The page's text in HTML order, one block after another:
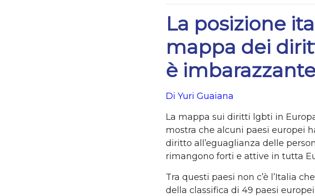
La posizione
mappa dei
è
Di Yuri Guaiana
La mappa sui diritti lgbti in
mostra che alcuni paesi europei
diritto all’eguaglianza delle
rimangono forti e attive in tutta
Tra questi paesi non c’è l’Italia
della classifica di 49 paesi europei.